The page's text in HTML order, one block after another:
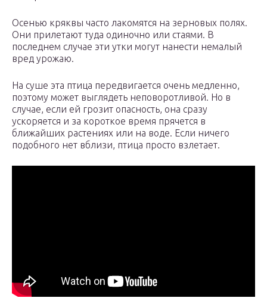
Осенью кряквы часто лакомятся на зерновых полях.
Они прилетают туда одиночно или стаями. В
последнем случае эти утки могут нанести немалый
вред урожаю.
На суше эта птица передвигается очень медленно,
поэтому может выглядеть неповоротливой. Но в
случае, если ей грозит опасность, она сразу
ускоряется и за короткое время прячется в
ближайших растениях или на воде. Если ничего
подобного нет вблизи, птица просто взлетает.